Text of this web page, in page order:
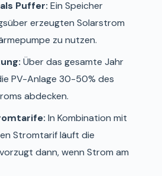
Puffer: Ein Speicher
erzeugten Solarstrom
zu nutzen.
Über das gesamte Jahr
PV-Anlage 30-50% des
abdecken.
In Kombination mit
Stromtarif läuft die
dann, wenn Strom am